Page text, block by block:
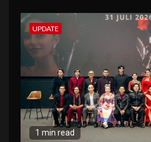
UPDATE
1 min read